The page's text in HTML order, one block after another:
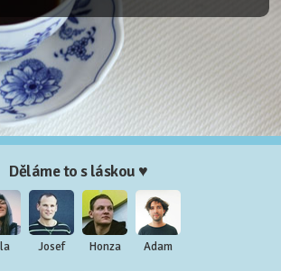
Děláme to s láskou ♥
Josef Honza Adam